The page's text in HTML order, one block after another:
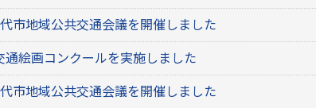
市地域公共交通会議を開催しました
通絵画コンクールを実施しました
市地域公共交通会議を開催しました